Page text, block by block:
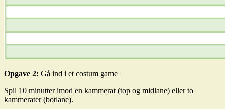
Opgave 2: Gå ind i et costum game
Spil 10 minutter imod en kammerat (top og midlane) eller to
kammerater (botlane).